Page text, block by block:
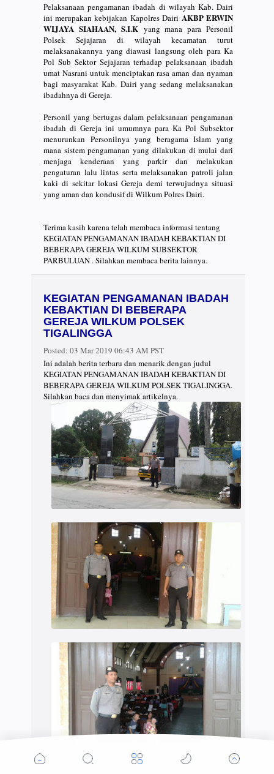
Pelaksanaan pengamanan ibadah di wilayah Kab. Dairi
ini merupakan kebijakan Kapolres Dairi AKBP ERWIN
WIJAYA SIAHAAN, S.I.K yang mana para Personil
Polsek Sejajaran di wilayah kecamatan turut
melaksanakannya yang diawasi langsung oleh para Ka
Pol Sub Sektor Sejajaran terhadap pelaksanaan ibadah
umat Nasrani untuk menciptakan rasa aman dan nyaman
bagi masyarakat Kab. Dairi yang sedang melaksanakan
ibadahnya di Gereja.
Personil yang bertugas dalam pelaksanaan pengamanan
ibadah di Gereja ini umumnya para Ka Pol Subsektor
menurunkan Personilnya yang beragama Islam yang
mana sistem pengamanan yang dilakukan di mulai dari
menjaga kenderaan yang parkir dan melakukan
pengaturan lalu lintas serta melaksanakan patroli jalan
kaki di sekitar lokasi Gereja demi terwujudnya situasi
yang aman dan kondusif di Wilkum Polres Dairi.
Terima kasih karena telah membaca informasi tentang
KEGIATAN PENGAMANAN IBADAH KEBAKTIAN DI
BEBERAPA GEREJA WILKUM SUBSEKTOR
PARBULUAN . Silahkan membaca berita lainnya.
KEGIATAN PENGAMANAN IBADAH
KEBAKTIAN DI BEBERAPA
GEREJA WILKUM POLSEK
TIGALINGGA
Posted: 03 Mar 2019 06:43 AM PST
Ini adalah berita terbaru dan menarik dengan judul
KEGIATAN PENGAMANAN IBADAH KEBAKTIAN DI
BEBERAPA GEREJA WILKUM POLSEK TIGALINGGA.
Silahkan baca dan menyimak artikelnya.
https://ift.tt/2qBuc8o
03 Maret